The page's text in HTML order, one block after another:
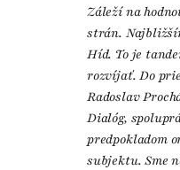
Záleží na
strán.
Híd. To je
rozvíjať. Do
Radoslav
Dialóg,
predpokladom
subjektu. Sme